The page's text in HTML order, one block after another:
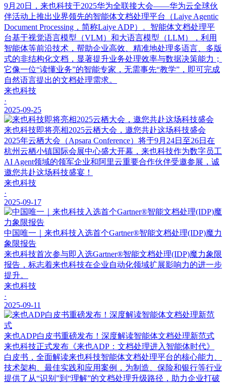
9月20日，来也科技于2025华为全联接大会——华为云全球伙
伴活动上推出业界领先的智能体文档处理平台（Laiye Agentic
Document Processing，简称Laiye ADP）。智能体文档处理平
台基于视觉语言模型（VLM）和大语言模型（LLM），利用
智能体等前沿技术，帮助企业高效、精准地处理多语言、多版
式的非结构化文档，显著提升业务处理效率与数据决策能力；
它像一位“读懂业务”的智能专家，无需事先“教学”，即可完成
自然语言提出的文档处理需求。
来也科技
·
2025-09-25
来也科技即将亮相2025云栖大会，邀您共赴这场科技盛会
2025年云栖大会（Apsara Conference）将于9月24日至26日在
杭州云栖小镇国际会展中心盛大开幕，来也科技作为数字员工
AI Agent领域的领军企业和阿里云重要合作伙伴受邀参展，诚
邀您共赴这场科技盛宴！
来也科技
·
2025-09-17
中国唯一｜来也科技入选首个Gartner®智能文档处理(IDP)魔力
象限报告
来也科技首次参与即入选Gartner®智能文档处理(IDP)魔力象限
报告，标志着来也科技在企业自动化领域扩展影响力的进一步
提升。
来也科技
·
2025-09-11
来也ADP白皮书重磅发布！深度解读智能体文档处理新范式
来也科技正式发布《来也ADP：文档处理进入智能体时代》
白皮书，全面解读来也科技智能体文档处理平台的核心能力、
技术架构、最佳实践和应用案例，为制造、保险和银行等行业
提供了从“识别”到“理解”的文档处理升级路径，助力企业打破